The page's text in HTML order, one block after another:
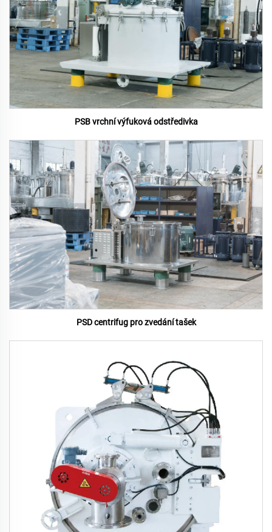
PSB vrchní výfuková odstředivka
PSD centrifug pro zvedání tašek